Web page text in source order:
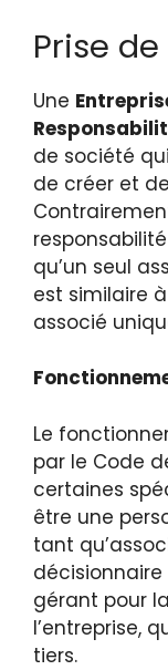
Prise
Une
de société
de créer et
qu’un seul
est similaire
associé
Le
par le Code
certaines
être une
tant
gérant pour
l’entreprise,
tiers.